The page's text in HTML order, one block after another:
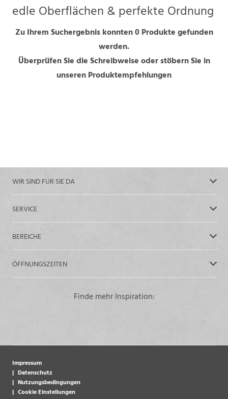
edle Oberflächen & perfekte Ordnung
Zu Ihrem Suchergebnis konnten 0 Produkte gefunden
werden.
Überprüfen Sie die Schreibweise oder stöbern Sie in
unseren Produktempfehlungen
WIR SIND FÜR SIE DA
SERVICE
BEREICHE
ÖFFNUNGSZEITEN
Finde mehr Inspiration:
Impressum
Datenschutz
Nutzungsbedingungen
Cookie Einstellungen